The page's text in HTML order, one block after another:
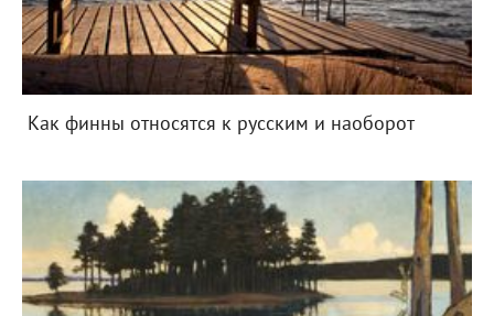
Как финны относятся к русским и наоборот